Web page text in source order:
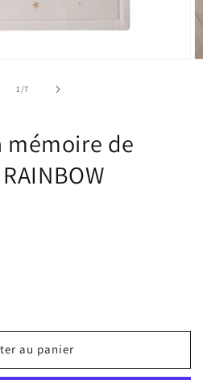
1/de
7
mémoire de
au panier